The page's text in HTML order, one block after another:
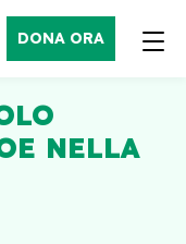
DONA ORA
NELLA